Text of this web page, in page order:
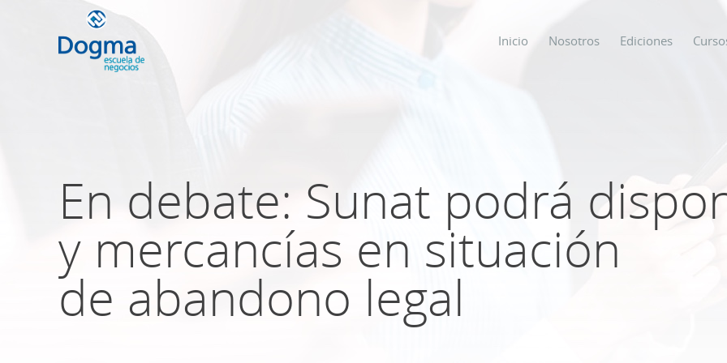
Inicio Nosotros Ediciones
En debate: Sunat podrá
y mercancías en situación
de abandono legal
próximos cursos
TRIBUTACIÓN INTERNACIONAL | TODO SOBRE
NO DOMICILIADOS